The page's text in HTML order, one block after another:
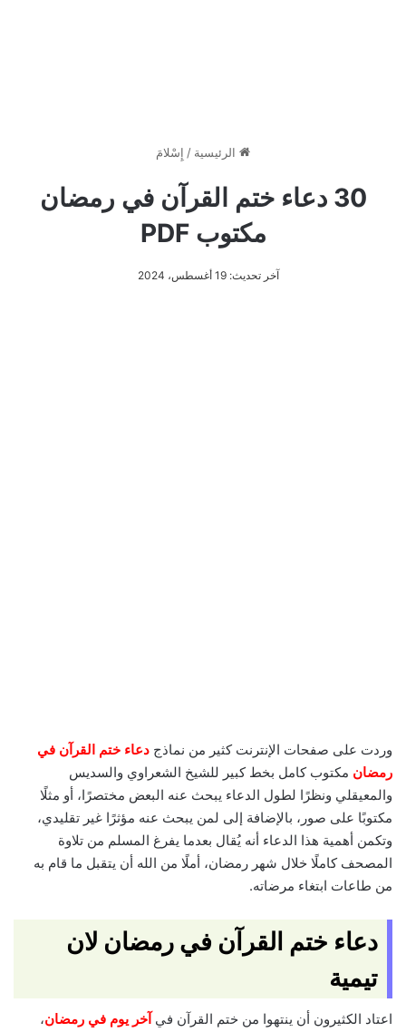
الرئيسية / إِسْلامَ
30 دعاء ختم القرآن في رمضان
مكتوب PDF
آخر تحديث: 19 أغسطس، 2024
وردت على صفحات الإنترنت كثير من نماذج دعاء ختم القرآن في
رمضان مكتوب كامل بخط كبير للشيخ الشعراوي والسديس
والمعيقلي ونظرًا لطول الدعاء يبحث عنه البعض مختصرًا، أو مثلًا
مكتوبًا على صور، بالإضافة إلى لمن يبحث عنه مؤثرًا غير تقليدي،
وتكمن أهمية هذا الدعاء أنه يُقال بعدما يفرغ المسلم من تلاوة
المصحف كاملًا خلال شهر رمضان، أملًا من الله أن يتقبل ما قام به
من طاعات ابتغاء مرضاته.
دعاء ختم القرآن في رمضان لان
تيمية
اعتاد الكثيرون أن ينتهوا من ختم القرآن في آخر يوم في رمضان،